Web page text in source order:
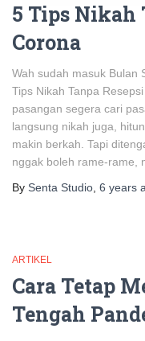
5 Tips Nikah
Corona
Wah sudah masuk Bulan
Tips Nikah Tanpa
pasangan segera cari
langsung nikah juga,
makin berkah. Tapi
nggak boleh rame-rame,
By Senta Studio 6 years
ARTIKEL
Cara Tetap
Tengah